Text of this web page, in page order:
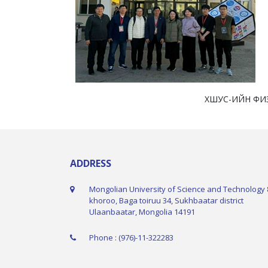
ХШУС-ИЙН
ADDRESS
Mongolian University of Science and Technology
khoroo, Baga toiruu 34, Sukhbaatar district
Ulaanbaatar, Mongolia 14191
Phone : (976)-11-322283